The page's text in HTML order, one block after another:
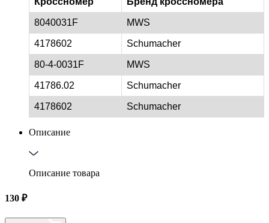
8040031F MWS
4178602 Schumacher
80-4-0031F MWS
41786.02 Schumacher
4178602 Schumacher
Описание
Описание товара
130 ₽